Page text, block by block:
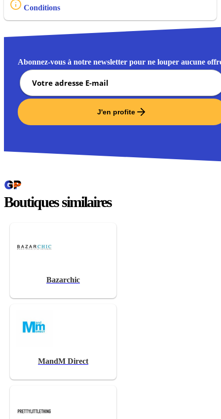
Conditions
Abonnez-vous à notre newsletter pour ne louper aucune
J'en profite
Boutiques similaires
Bazarchic
MandM Direct